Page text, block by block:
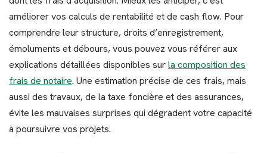
améliorer vos calculs de rentabilité et de cash flow. Pour
comprendre leur structure, droits d’enregistrement,
émoluments et débours, vous pouvez vous référer aux
explications détaillées disponibles surla composition des
frais de notaire. Une estimation précise de ces frais, mais
aussi des travaux, de la taxe foncière et des assurances,
évite les mauvaises surprises qui dégradent votre capacité
à poursuivre vos projets.